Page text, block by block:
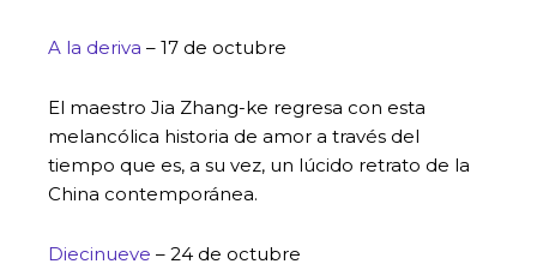
A la deriva – 17 de octubre
El maestro Jia Zhang-ke regresa con esta
melancólica historia de amor a través del
tiempo que es, a su vez, un lúcido retrato de la
China contemporánea.
Diecinueve – 24 de octubre